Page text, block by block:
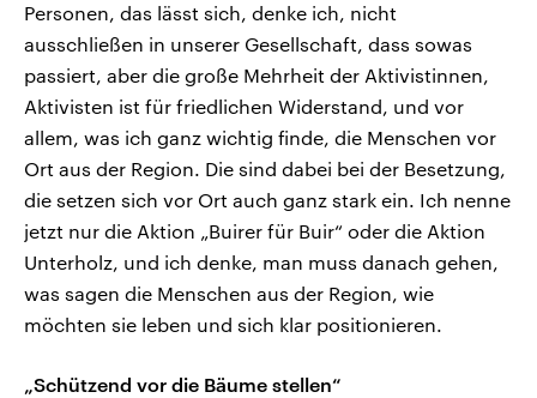
Personen, das lässt sich, denke ich, nicht
ausschließen in unserer Gesellschaft, dass sowas
passiert, aber die große Mehrheit der Aktivistinnen,
Aktivisten ist für friedlichen Widerstand, und vor
allem, was ich ganz wichtig finde, die Menschen vor
Ort aus der Region. Die sind dabei bei der Besetzung,
die setzen sich vor Ort auch ganz stark ein. Ich nenne
jetzt nur die Aktion „Buirer für Buir“ oder die Aktion
Unterholz, und ich denke, man muss danach gehen,
was sagen die Menschen aus der Region, wie
möchten sie leben und sich klar positionieren.
„Schützend vor die Bäume stellen“